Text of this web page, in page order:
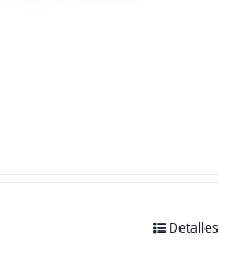
Detalles